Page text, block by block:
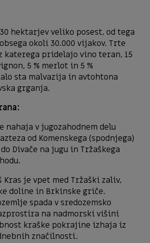
hektarjev veliko posest, od tega
okoli 30.000 vijakov. Trte
katerega pridelajo vino teran, 15
5 % merlot in 5 %
sta malvazija in avtohtona
grganja.
nahaja v jugozahodnem delu
od Komenskega (spodnjega)
Divače na jugu in Tržaškega
je vpet med Tržaški zaliv,
doline in Brkinske griče.
spada v sredozemsko
na nadmorski višini
kraške pokrajine izhaja iz
značilnosti.